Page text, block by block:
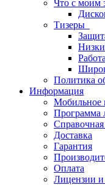
Что с моим
Тизеры
Политика
Информация
Мобильное
Программа
Доставка
Гарантия
Оплата
Лицензии